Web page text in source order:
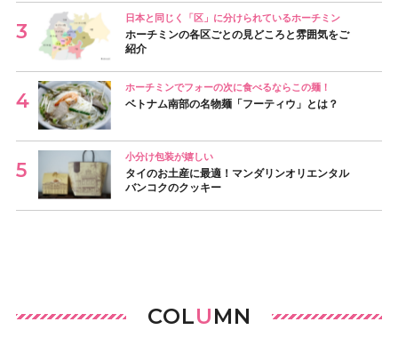
日本と同じく「区」に分けられているホーチミン
ホーチミンの各区ごとの見どころと雰囲気をご
紹介
ホーチミンでフォーの次に食べるならこの麺！
ベトナム南部の名物麺「フーティウ」とは？
小分け包装が嬉しい
タイのお土産に最適！マンダリンオリエンタル
バンコクのクッキー
COLUMN